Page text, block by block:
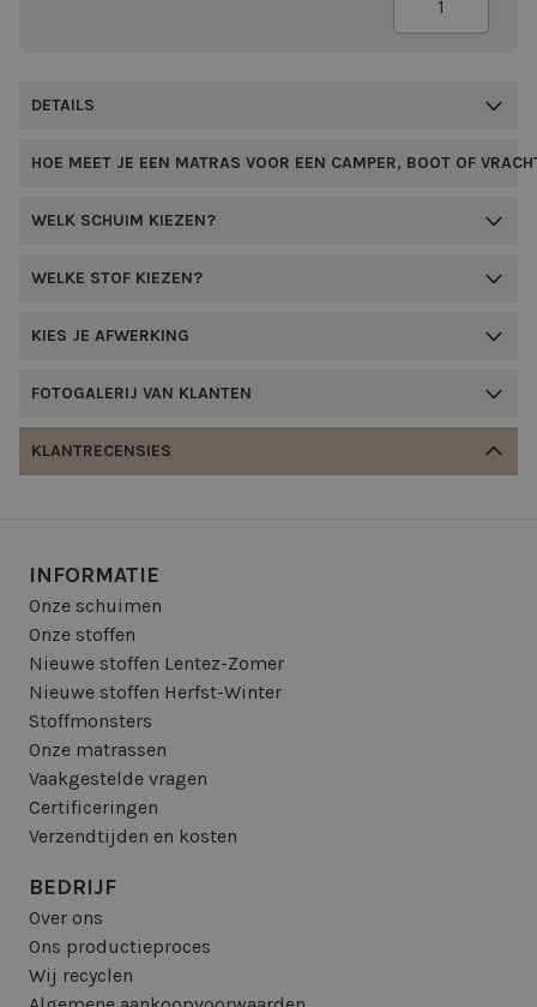
DETAILS
HOE MEET JE EEN MATRAS VOOR EEN CAMPER, BOOT OF
WELK SCHUIM KIEZEN?
WELKE STOF KIEZEN?
KIES JE AFWERKING
FOTOGALERIJ VAN KLANTEN
KLANTRECENSIES
INFORMATIE
Onze schuimen
Onze stoffen
Nieuwe stoffen Lentez-Zomer
Nieuwe stoffen Herfst-Winter
Stoffmonsters
Onze matrassen
Vaakgestelde vragen
Certificeringen
Verzendtijden en kosten
BEDRIJF
Over ons
Ons productieproces
Wij recyclen